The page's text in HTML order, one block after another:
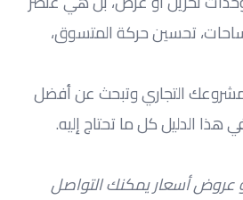
هذا الدليل كل ما تحتاج إليه.